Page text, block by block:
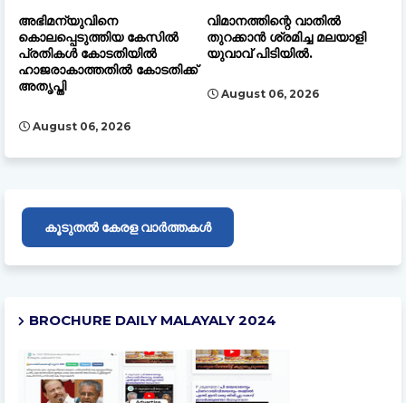
അഭിമന്യുവിനെ
കൊലപ്പെടുത്തിയ കേസിൽ
പ്രതികൾ കോടതിയിൽ
ഹാജരാകാത്തതിൽ കോടതിക്ക്
അതൃപ്തി
August 06, 2026
വിമാനത്തിന്റെ വാതിൽ
തുറക്കാൻ ശ്രമിച്ച മലയാളി
യുവാവ് പിടിയിൽ.
August 06, 2026
കൂടുതൽ കേരള വാർത്തകൾ
BROCHURE DAILY MALAYALY 2024